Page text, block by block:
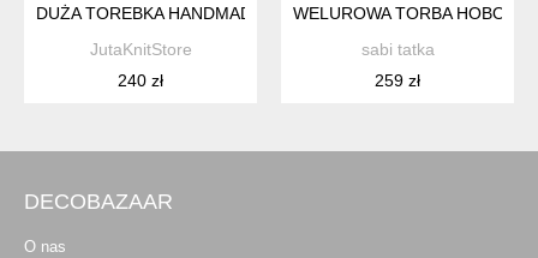
DUŻA TOREBKA HANDMADE NA RAMIĘ – ŻÓŁTA TORBA ZE
JutaKnitStore
240 zł
WELUROWA TORBA HOBO W
sabi tatka
259 zł
DECOBAZAAR
O nas